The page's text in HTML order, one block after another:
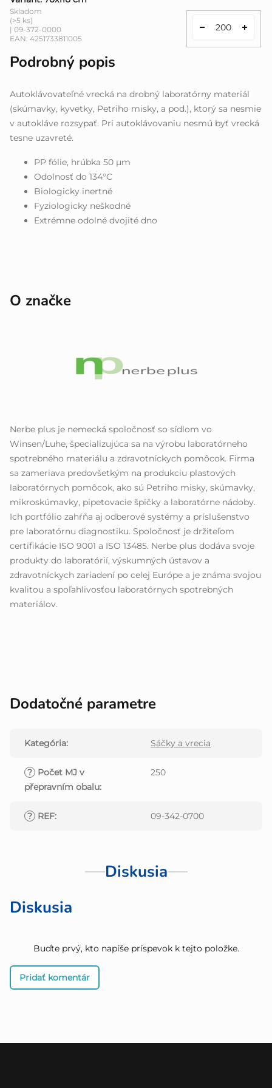
Skladom
(>5 ks)
| 09-372-0000
EAN: 4251733811005
Podrobný popis
Autoklávovateľné vrecká na drobný laboratórny materiál
(skúmavky, kyvetky, Petriho misky, a pod.), ktorý sa nesmie
v autokláve rozsypať. Pri autoklávovaniu nesmú byť vrecká
tesne uzavreté.
PP fólie, hrúbka 50 µm
Odolnosť do 134°C
Biologicky inertné
Fyziologicky neškodné
Extrémne odolné dvojité dno
O značke
Nerbe plus je nemecká spoločnosť so sídlom vo
Winsen/Luhe, špecializujúca sa na výrobu laboratórneho
spotrebného materiálu a zdravotníckych pomôcok. Firma
sa zameriava predovšetkým na produkciu plastových
laboratórnych pomôcok, ako sú Petriho misky, skúmavky,
mikroskúmavky, pipetovacie špičky a laboratórne nádoby.
Ich portfólio zahŕňa aj odberové systémy a príslušenstvo
pre laboratórnu diagnostiku. Spoločnosť je držiteľom
certifikácie ISO 9001 a ISO 13485. Nerbe plus dodáva svoje
produkty do laboratórií, výskumných ústavov a
zdravotníckych zariadení po celej Európe a je známa svojou
kvalitou a spoľahlivosťou laboratórnych spotrebných
materiálov.
Dodatočné parametre
Kategória: Sáčky a vrecia
? Počet MJ v
přepravním obalu:
250
? REF: 09-342-0700
Diskusia
Diskusia
Buďte prvý, kto napíše príspevok k tejto položke.
Pridať komentár